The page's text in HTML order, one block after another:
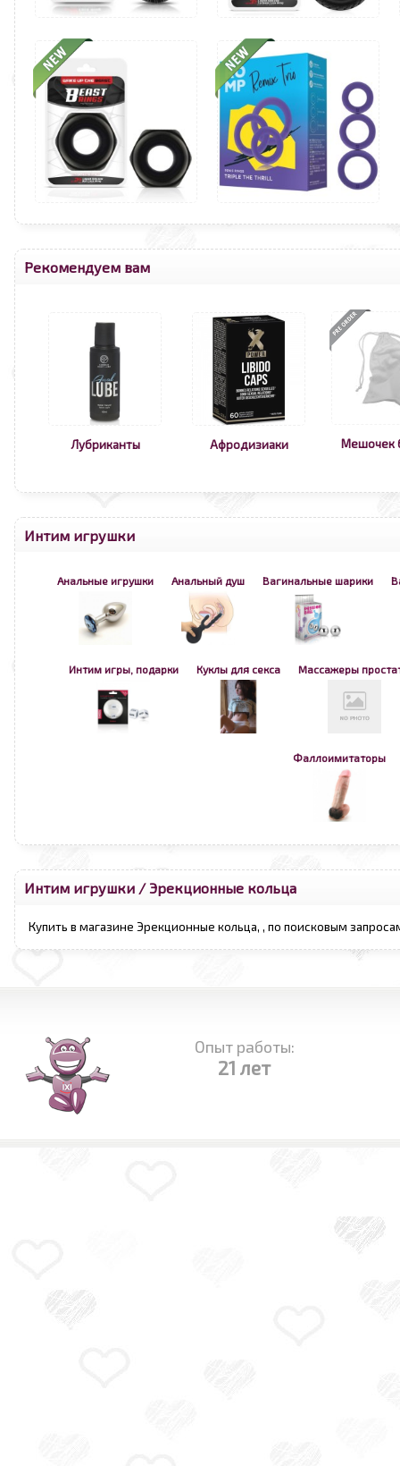
Рекомендуем вам
Лубриканты Афродизиаки Мешочек
Интим игрушки
Анальные игрушки Анальный душ Вагинальные шарики
Интим игры, подарки Куклы для секса Массажеры
Фаллоимитаторы
Интим игрушки / Эрекционные кольца
Купить в магазине Эрекционные кольца, , по поисковым
Опыт работы:
21 лет